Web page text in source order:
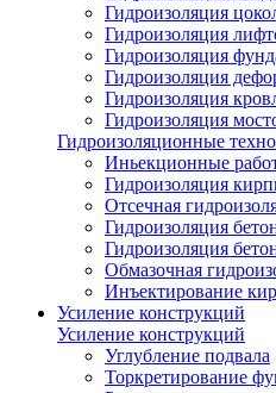
Гидроизоляция
Гидроизоляция
Гидроизоляция
Гидроизоляция
Гидроизоляция
Гидроизоляция
Гидроизоляционные
Иньекционные
Гидроизоляция
Отсечная
Гидроизоляция
Гидроизоляция
Обмазочная
Инъектирование
Усиление конструкций
Усиление конструкций
Углубление подвала
Торкретирование